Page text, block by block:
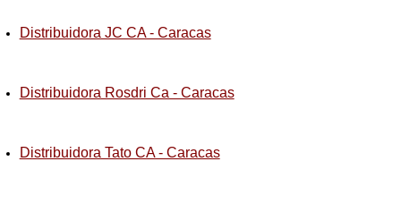
Distribuidora JC CA - Caracas
Distribuidora Rosdri Ca - Caracas
Distribuidora Tato CA - Caracas